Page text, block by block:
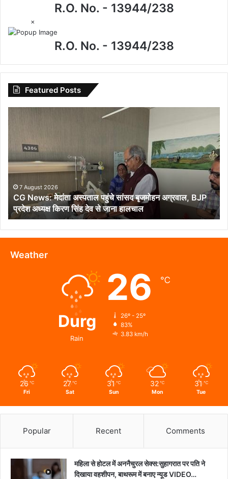
R.O. No. - 13944/238
×
R.O. No. - 13944/238
Featured Posts
अस्पताल
पहुंचे
सांसद
बृजमोहन
अग्रवाल,
BJP
प्रदेश
अध्यक्ष
किरण
सिंह
देव
7 August 2026
CG News: मेदांता अस्पताल पहुंचे सांसद बृजमोहन अग्रवाल, BJP
प्रदेश अध्यक्ष किरण सिंह देव से जाना हालचाल
Weather
Durg
Rain
26 ℃
26º - 25º
83%
3.83 km/h
26 ℃
Fri
27 ℃
Sat
31 ℃
Sun
32 ℃
Mon
31 ℃
Tue
Popular Recent Comments
महिला से होटल में अननैचुरल सेक्स:सुहागरात पर पति ने
दिखाया वहशीपन, बाथरूम में बनाए न्यूड VIDEO…